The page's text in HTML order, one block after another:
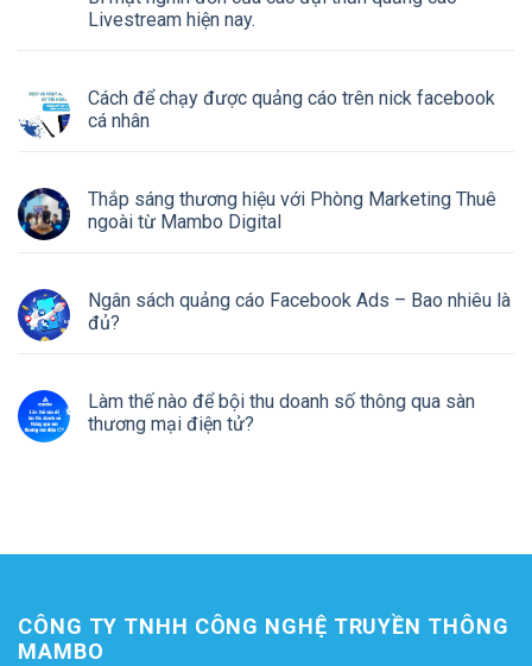
Livestream hiện nay.
Cách để chạy được quảng cáo trên nick facebook
cá nhân
Thắp sáng thương hiệu với Phòng Marketing Thuê
ngoài từ Mambo Digital
Ngân sách quảng cáo Facebook Ads – Bao nhiêu là
đủ?
Làm thế nào để bội thu doanh số thông qua sàn
thương mại điện tử?
CÔNG TY TNHH CÔNG NGHỆ TRUYỀN THÔNG
MAMBO